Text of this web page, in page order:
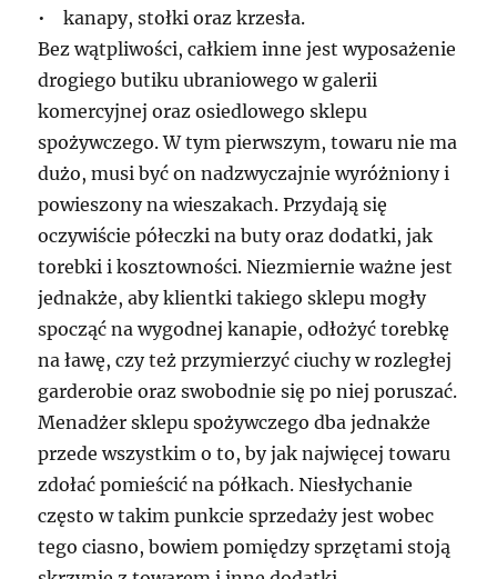
• kanapy, stołki oraz krzesła.
Bez wątpliwości, całkiem inne jest wyposażenie
drogiego butiku ubraniowego w galerii
komercyjnej oraz osiedlowego sklepu
spożywczego. W tym pierwszym, towaru nie ma
dużo, musi być on nadzwyczajnie wyróżniony i
powieszony na wieszakach. Przydają się
oczywiście półeczki na buty oraz dodatki, jak
torebki i kosztowności. Niezmiernie ważne jest
jednakże, aby klientki takiego sklepu mogły
spocząć na wygodnej kanapie, odłożyć torebkę
na ławę, czy też przymierzyć ciuchy w rozległej
garderobie oraz swobodnie się po niej poruszać.
Menadżer sklepu spożywczego dba jednakże
przede wszystkim o to, by jak najwięcej towaru
zdołać pomieścić na półkach. Niesłychanie
często w takim punkcie sprzedaży jest wobec
tego ciasno, bowiem pomiędzy sprzętami stoją